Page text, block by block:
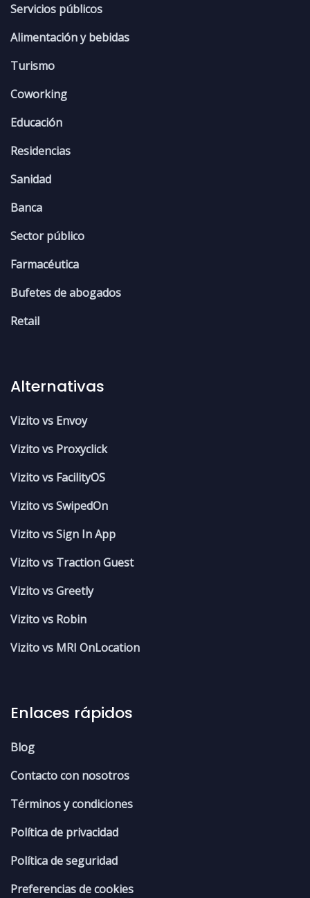
Servicios públicos
Alimentación y bebidas
Turismo
Coworking
Educación
Residencias
Sanidad
Banca
Sector público
Farmacéutica
Bufetes de abogados
Retail
Alternativas
Vizito vs Envoy
Vizito vs Proxyclick
Vizito vs FacilityOS
Vizito vs SwipedOn
Vizito vs Sign In App
Vizito vs Traction Guest
Vizito vs Greetly
Vizito vs Robin
Vizito vs MRI OnLocation
Enlaces rápidos
Blog
Contacto con nosotros
Términos y condiciones
Política de privacidad
Política de seguridad
Preferencias de cookies